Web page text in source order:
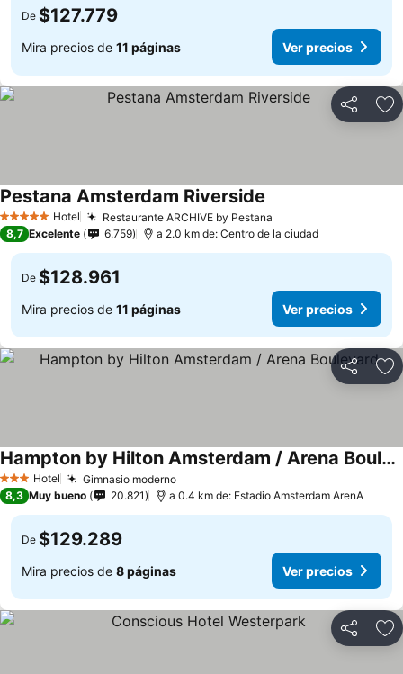
De $127.779
Mira precios de 11 páginas Ver precios
Compartir
5 Estrellas Hotel Restaurante ARCHIVE by Pestana
Pestana Amsterdam Riverside
8,7 Excelente 6.759 a 2.0 km de: Centro de la ciudad
De $128.961
Mira precios de 11 páginas Ver precios
Compartir
3 Estrellas
Hotel Gimnasio moderno
Hampton by Hilton Amsterdam / Arena Boulevard
8,3 Muy bueno 20.821 a 0.4 km de: Estadio Amsterdam ArenA
De $129.289
Mira precios de 8 páginas Ver precios
Compartir